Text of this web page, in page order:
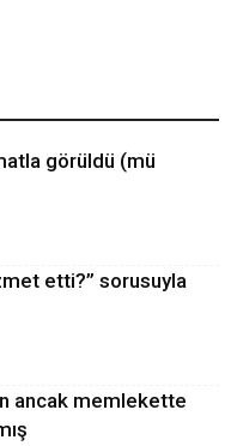
görüldü (mü
etti?” sorusuyla
ancak memlekette